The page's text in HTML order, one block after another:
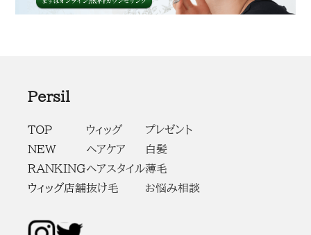
Persil
TOP
NEW
RANKING
ウィッグ店舗
ウィッグ
ヘアケア
ヘアスタイル
抜け毛
プレゼント
白髪
薄毛
お悩み相談